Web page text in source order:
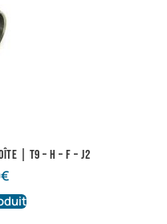
| T9 – H – F – J2
€